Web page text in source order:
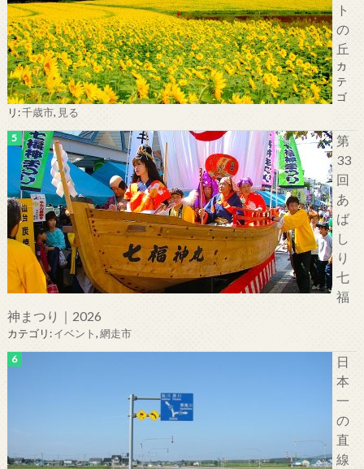
ト
の
丘
カ
テ
ゴ
リ:千歳市, 見る
第
33
回
あ
ば
し
り
七
福
神まつり｜2026
カテゴリ:イベント,網走市
日
本
一
の
直
線